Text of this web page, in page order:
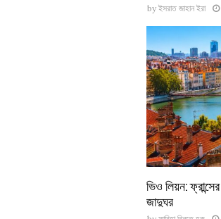
by ইসরাত জাহান ইরা
ভিও লিয়ন:
জাদুঘর